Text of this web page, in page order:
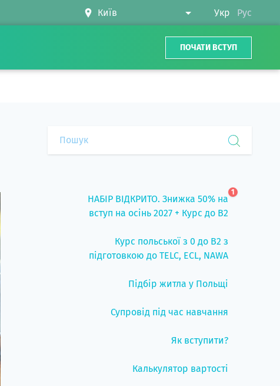
Укр Рус
ПОЧАТИ ВСТУП
НАБІР ВІДКРИТО. Знижка 50% на
вступ на осінь 2027 + Курс до B2
1
Курс польської з 0 до B2 з
підготовкою до TELC, ECL, NAWA
Підбір житла у Польщі
Супровід під час навчання
Як вступити?
Калькулятор вартості